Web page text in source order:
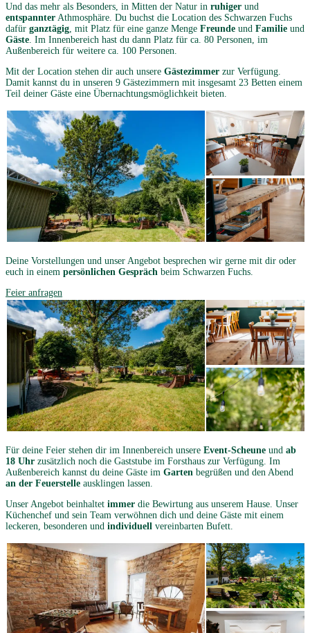
Und das mehr als Besonders, in Mitten der Natur in ruhiger und
entspannter Athmosphäre. Du buchst die Location des Schwarzen Fuchs
dafür ganztägig , mit Platz für eine ganze Menge Freunde und Familie und
Gäste . Im Innenbereich hast du dann Platz für ca. 80 Personen, im
Außenbereich für weitere ca. 100 Personen.
Mit der Location stehen dir auch unsere Gästezimmer zur Verfügung.
Damit kannst du in unseren 9 Gästezimmern mit insgesamt 23 Betten einem
Teil deiner Gäste eine Übernachtungsmöglichkeit bieten.
Deine Vorstellungen und unser Angebot besprechen wir gerne mit dir oder
euch in einem persönlichen Gespräch beim Schwarzen Fuchs.
Feier anfragen
Für deine Feier stehen dir im Innenbereich unsere Event-Scheune und ab
18 Uhr zusätzlich noch die Gaststube im Forsthaus zur Verfügung. Im
Außenbereich kannst du deine Gäste im Garten begrüßen und den Abend
an der Feuerstelle ausklingen lassen.
Unser Angebot beinhaltet immer die Bewirtung aus unserem Hause. Unser
Küchenchef und sein Team verwöhnen dich und deine Gäste mit einem
leckeren, besonderen und individuell vereinbarten Bufett.